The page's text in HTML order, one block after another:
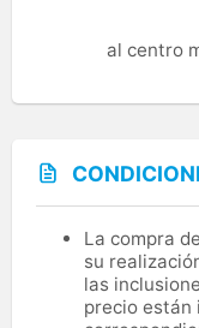
al centro
La compra
su
las
precio están